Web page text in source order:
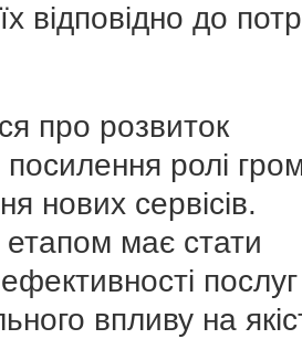
відповідно до
про розвиток
посилення ролі
нових сервісів.
має стати
впливу на